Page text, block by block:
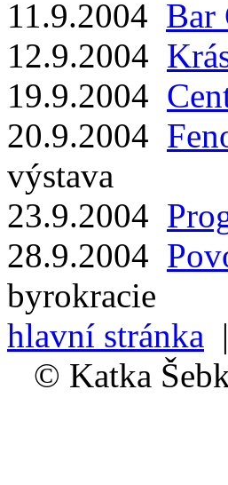
11.9.2004 Bar
12.9.2004
19.9.2004
20.9.2004
výstava
23.9.2004
28.9.2004
byrokracie
hlavní stránka
© Katka